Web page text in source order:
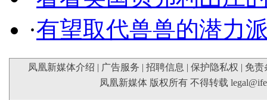
·有望取代兽兽的潜力
凤凰新媒体介绍 | 广告服务 | 招聘信息 | 保护隐私权 | 免责
凤凰新媒体 版权所有 不得转载